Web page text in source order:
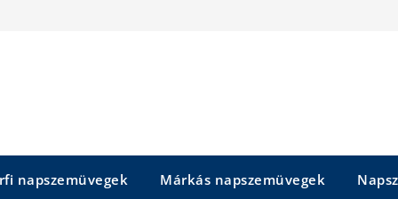
napszemüvegek Márkás napszemüvegek